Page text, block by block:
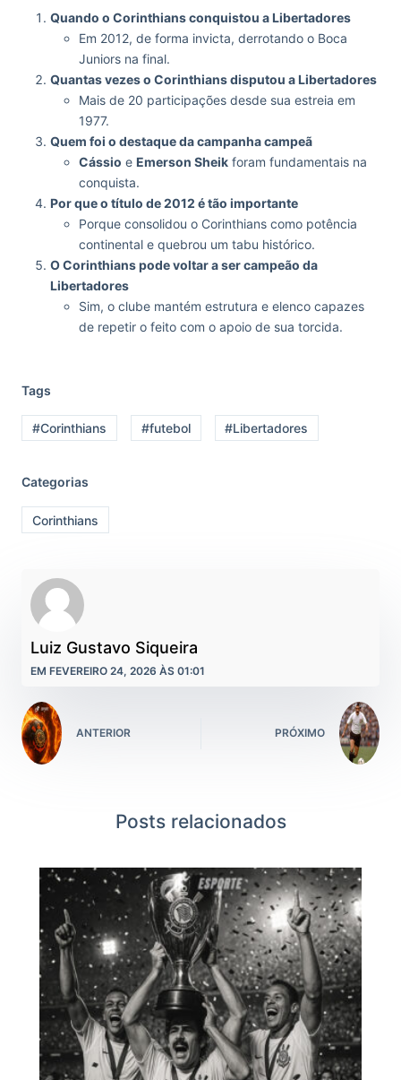
Quando o Corinthians conquistou a Libertadores
Em 2012, de forma invicta, derrotando o Boca
Juniors na final.
Quantas vezes o Corinthians disputou a Libertadores
Mais de 20 participações desde sua estreia em
1977.
Quem foi o destaque da campanha campeã
Cássio e Emerson Sheik foram fundamentais na
conquista.
Por que o título de 2012 é tão importante
Porque consolidou o Corinthians como potência
continental e quebrou um tabu histórico.
O Corinthians pode voltar a ser campeão da
Libertadores
Sim, o clube mantém estrutura e elenco capazes
de repetir o feito com o apoio de sua torcida.
Tags
#Corinthians #futebol #Libertadores
Categorias
Corinthians
Luiz Gustavo Siqueira
EM FEVEREIRO 24, 2026 ÀS 01:01
ANTERIOR PRÓXIMO
Posts relacionados